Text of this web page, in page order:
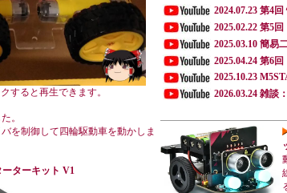
すると再生できます。
。
を制御して四輪駆動車を動かしま
ターキット V1
2024.07.23 第4
2025.02.22 第5
2025.03.10 簡易
2025.04.24 第6
2025.10.23
2026.03.24 雑談